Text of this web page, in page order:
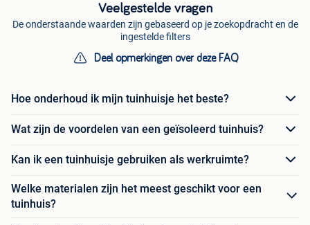
Veelgestelde vragen
De onderstaande waarden zijn gebaseerd op je zoekopdracht en de
ingestelde filters
Deel opmerkingen over deze FAQ
Hoe onderhoud ik mijn tuinhuisje het beste?
Wat zijn de voordelen van een geïsoleerd tuinhuis?
Kan ik een tuinhuisje gebruiken als werkruimte?
Welke materialen zijn het meest geschikt voor een
tuinhuis?